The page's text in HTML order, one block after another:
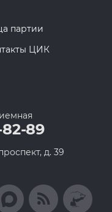
партии
ЦИК
89
д. 39